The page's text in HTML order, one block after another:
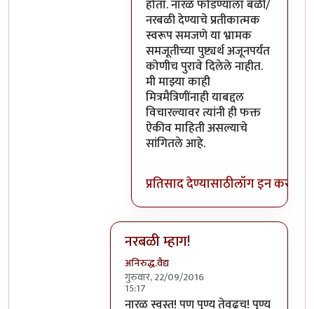
होता. नारळ फोडण्याला बळी/
नरबळी देण्याचे प्रतीकात्मक
स्वरूप समजणे या भ्रामक
समजूतीच्या पुष्ट्यर्थ अजूनपर्यंत
कोणीच पुरावे दिलेले नाहीत.
मी माझ्या काही
मित्रमैत्रिणींनाही याबद्दल
विचारल्यावर त्यांनी ही फक्त
ऐकीव माहिती असल्याचे
सांगितले आहे.
प्रतिसाद देण्यासाठीलॉग इन करा
नरबळी म्हाग!
अनिरुद्ध.वैद्य
गुरुवार, 22/09/2016
15:17
In reply toमला शास्त्रार्थ वगैरे काही
नारळ स्वस्त! पण पुण्य तेवढच! पुण्य